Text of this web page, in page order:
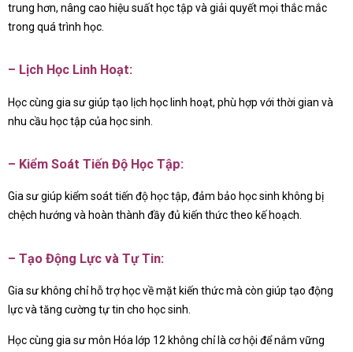
trung hơn, nâng cao hiệu suất học tập và giải quyết mọi thắc mắc
trong quá trình học.
– Lịch Học Linh Hoạt:
Học cùng gia sư giúp tạo lịch học linh hoạt, phù hợp với thời gian và
nhu cầu học tập của học sinh.
– Kiểm Soát Tiến Độ Học Tập:
Gia sư giúp kiểm soát tiến độ học tập, đảm bảo học sinh không bị
chệch hướng và hoàn thành đầy đủ kiến thức theo kế hoạch.
– Tạo Động Lực và Tự Tin:
Gia sư không chỉ hỗ trợ học về mặt kiến thức mà còn giúp tạo động
lực và tăng cường tự tin cho học sinh.
Học cùng gia sư môn Hóa lớp 12 không chỉ là cơ hội để nắm vững